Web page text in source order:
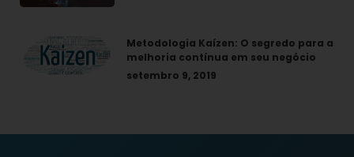
Metodologia Kaízen: O segredo para a
melhoria contínua em seu negócio
setembro 9, 2019